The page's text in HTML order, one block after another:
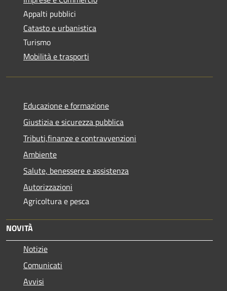
Appalti pubblici
Catasto e urbanistica
Turismo
Mobilità e trasporti
Educazione e formazione
Giustizia e sicurezza pubblica
Tributi,finanze e contravvenzioni
Ambiente
Salute, benessere e assistenza
Autorizzazioni
Agricoltura e pesca
NOVITÀ
Notizie
Comunicati
Avvisi